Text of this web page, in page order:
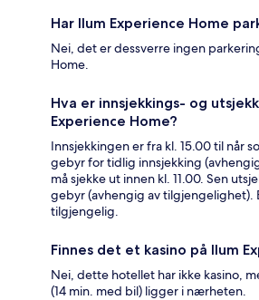
Har Ilum Experience Home
Nei, det er dessverre ingen
Home.
Hva er innsjekkings- og
Experience Home?
Innsjekkingen er fra kl. 15.00 til når
gebyr for tidlig innsjekking
må sjekke ut innen kl. 11.00. Sen
gebyr (avhengig av tilgjengelighet).
tilgjengelig.
Finnes det et kasino på Ilum
Nei, dette hotellet har ikke kasino,
(14 min. med bil) ligger i nærheten.